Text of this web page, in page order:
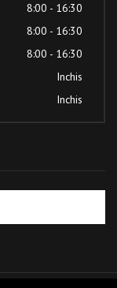
8:00 - 16:30
8:00 - 16:30
8:00 - 16:30
Inchis
Inchis